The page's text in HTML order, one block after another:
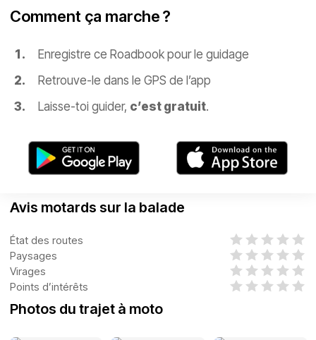
Comment ça marche ?
Enregistre ce Roadbook pour le guidage
Retrouve-le dans le GPS de l’app
Laisse-toi guider, c’est gratuit.
Avis motards sur la balade
État des routes
Paysages
Virages
Points d’intérêts
Photos du trajet à moto